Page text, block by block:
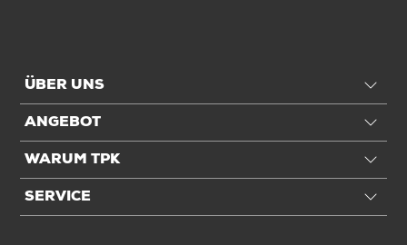
ÜBER UNS
ANGEBOT
WARUM TPK
SERVICE